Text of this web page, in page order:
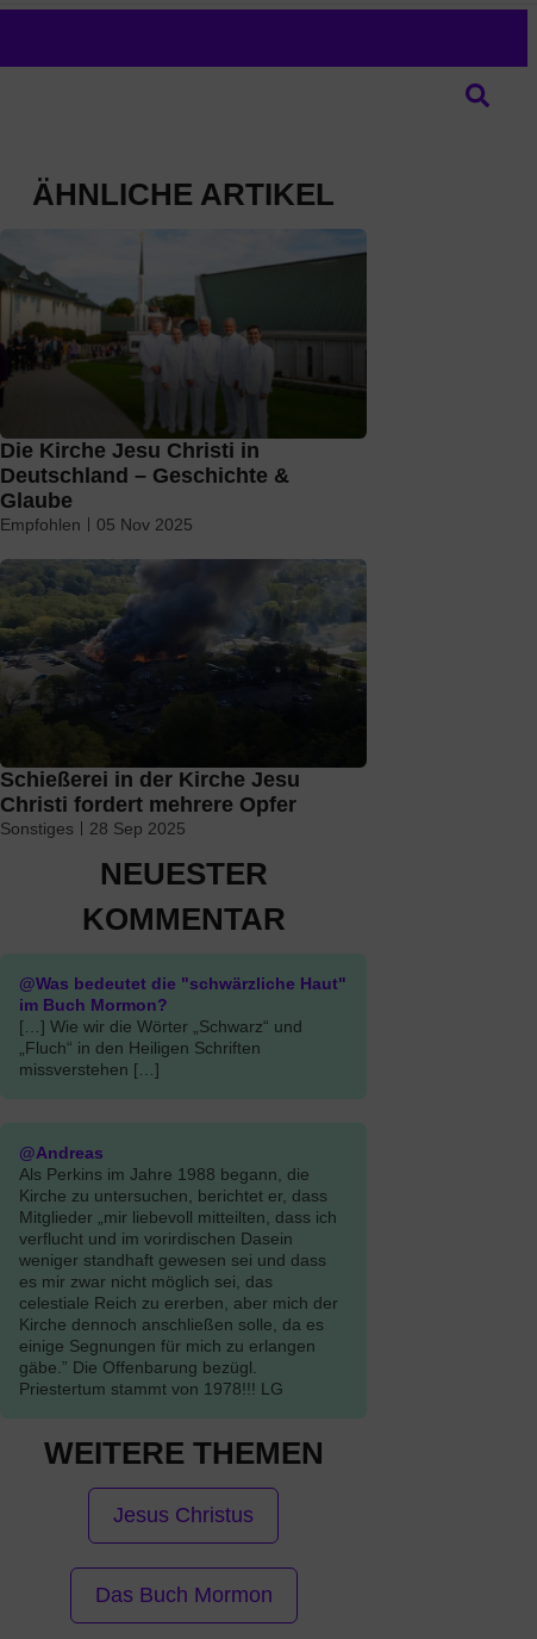
ÄHNLICHE ARTIKEL
Die Kirche Jesu Christi in
Deutschland – Geschichte &
Glaube
Empfohlen 05 Nov 2025
Schießerei in der Kirche Jesu
Christi fordert mehrere Opfer
Sonstiges 28 Sep 2025
NEUESTER
KOMMENTAR
@Was bedeutet die "schwärzliche Haut"
im Buch Mormon?
[…] Wie wir die Wörter „Schwarz“ und
„Fluch“ in den Heiligen Schriften
missverstehen […]
@Andreas
Als Perkins im Jahre 1988 begann, die
Kirche zu untersuchen, berichtet er, dass
Mitglieder „mir liebevoll mitteilten, dass ich
verflucht und im vorirdischen Dasein
weniger standhaft gewesen sei und dass
es mir zwar nicht möglich sei, das
celestiale Reich zu ererben, aber mich der
Kirche dennoch anschließen solle, da es
einige Segnungen für mich zu erlangen
gäbe.” Die Offenbarung bezügl.
Priestertum stammt von 1978!!! LG
WEITERE THEMEN
Jesus Christus
Das Buch Mormon